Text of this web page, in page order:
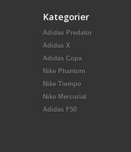
Kategorier
Adidas Predator
Adidas X
Adidas Copa
Nike Phantom
Nike Tiempo
Nike Mercurial
Adidas F50